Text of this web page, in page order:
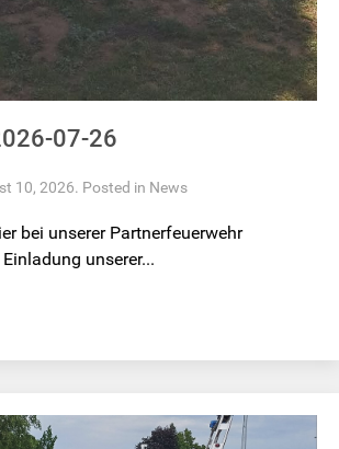
07-26
10, 2026. Posted in News
bei unserer Partnerfeuerwehr
unserer...